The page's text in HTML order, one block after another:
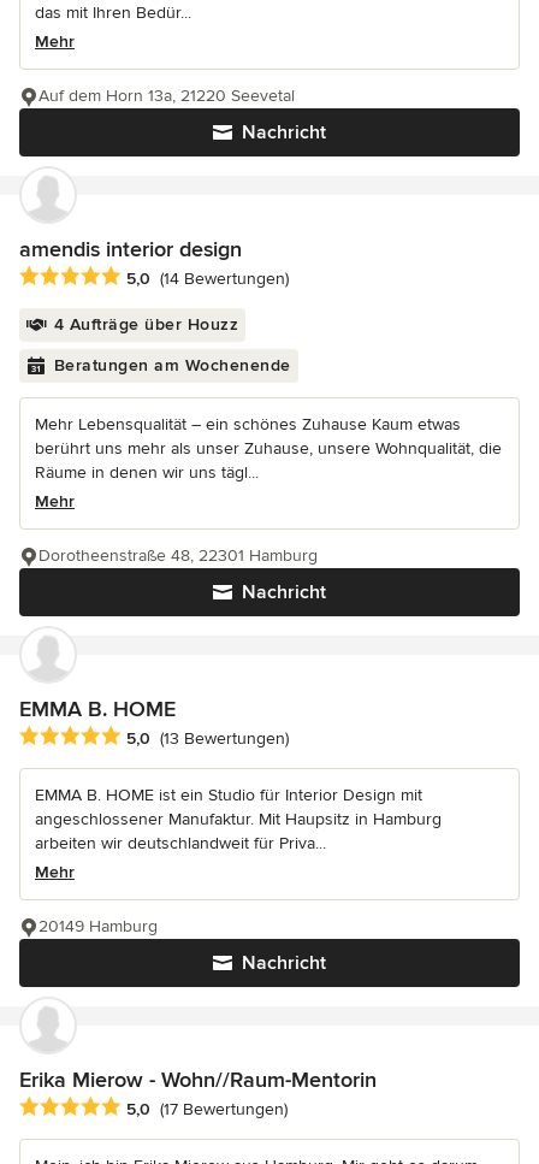
das mit Ihren Bedür...
Mehr
Nachricht
Auf dem Horn 13a, 21220 Seevetal
amendis interior design
Durchschnittliche Bewertung: 5 von 5 Sternen
5,0 (14 Bewertungen)
4 Aufträge über Houzz
Beratungen am Wochenende
Mehr Lebensqualität – ein schönes Zuhause Kaum etwas
berührt uns mehr als unser Zuhause, unsere Wohnqualität, die
Räume in denen wir uns tägl...
Mehr
Nachricht
Dorotheenstraße 48, 22301 Hamburg
EMMA B. HOME
Durchschnittliche Bewertung: 5 von 5 Sternen
5,0 (13 Bewertungen)
EMMA B. HOME ist ein Studio für Interior Design mit
angeschlossener Manufaktur. Mit Haupsitz in Hamburg
arbeiten wir deutschlandweit für Priva...
Mehr
Nachricht
20149 Hamburg
Erika Mierow - Wohn//Raum-Mentorin
Durchschnittliche Bewertung: 5 von 5 Sternen
5,0 (17 Bewertungen)